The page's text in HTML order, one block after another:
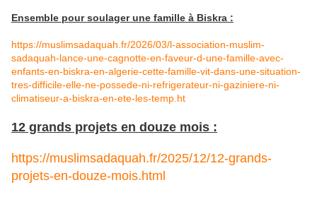
Ensemble pour soulager une famille à Biskra :
https://muslimsadaquah.fr/2026/03/l-association-muslim-
sadaquah-lance-une-cagnotte-en-faveur-d-une-famille-avec-
enfants-en-biskra-en-algerie-cette-famille-vit-dans-une-situation-
tres-difficile-elle-ne-possede-ni-refrigerateur-ni-gaziniere-ni-
climatiseur-a-biskra-en-ete-les-temp.ht
12 grands projets en douze mois :
https://muslimsadaquah.fr/2025/12/12-grands-
projets-en-douze-mois.html